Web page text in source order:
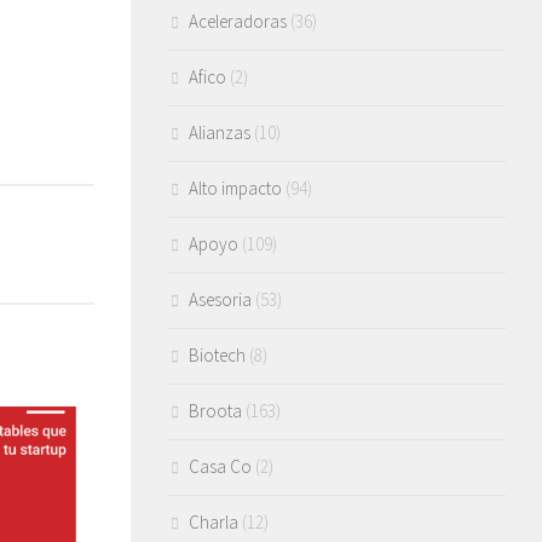
Aceleradoras (36)
Afico (2)
Alianzas (10)
Alto impacto (94)
Apoyo (109)
Asesoria (53)
Biotech (8)
Broota (163)
Casa Co (2)
Charla (12)